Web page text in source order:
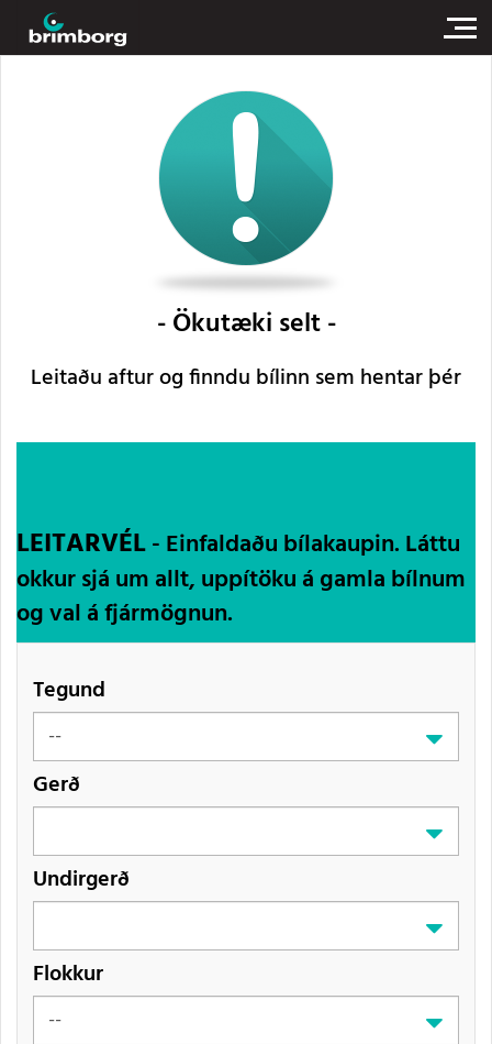
Ökutæki selt
Leitaðu aftur og finndu bílinn sem hentar þér
LEITARVÉL- Einfaldaðu bílakaupin. Láttu
okkur sjá um allt, uppítöku á gamla bílnum
og val á fjármögnun.
Tegund
Gerð
Undirgerð
Flokkur